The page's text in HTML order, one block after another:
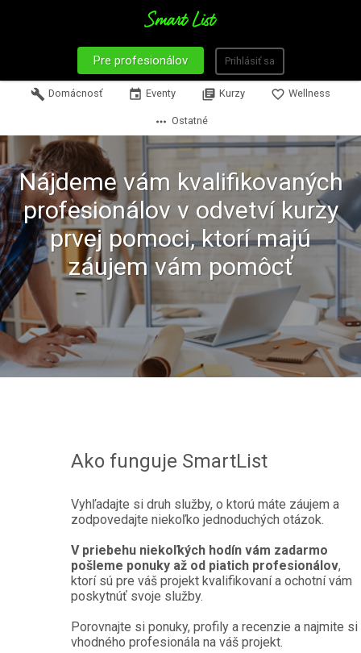
Pre profesionálov Prihlásiť sa
build Domácnosť event Eventy library_books Kurzy favorite_border Wellness
more_horiz Ostatné
Nájdeme vám kvalifikovaných
profesionálov v odvetví kurzy
prvej pomoci, ktorí majú
záujem vám pomôcť
Ako funguje SmartList
Vyhľadajte si druh služby, o ktorú máte záujem a
zodpovedajte niekoľko jednoduchých otázok.
V priebehu niekoľkých hodín vám zadarmo
pošleme ponuky až od piatich profesionálov,
ktorí sú pre váš projekt kvalifikovaní a ochotní vám
poskytnúť svoje služby.
Porovnajte si ponuky, profily a recenzie a najmite si
vhodného profesionála na váš projekt.